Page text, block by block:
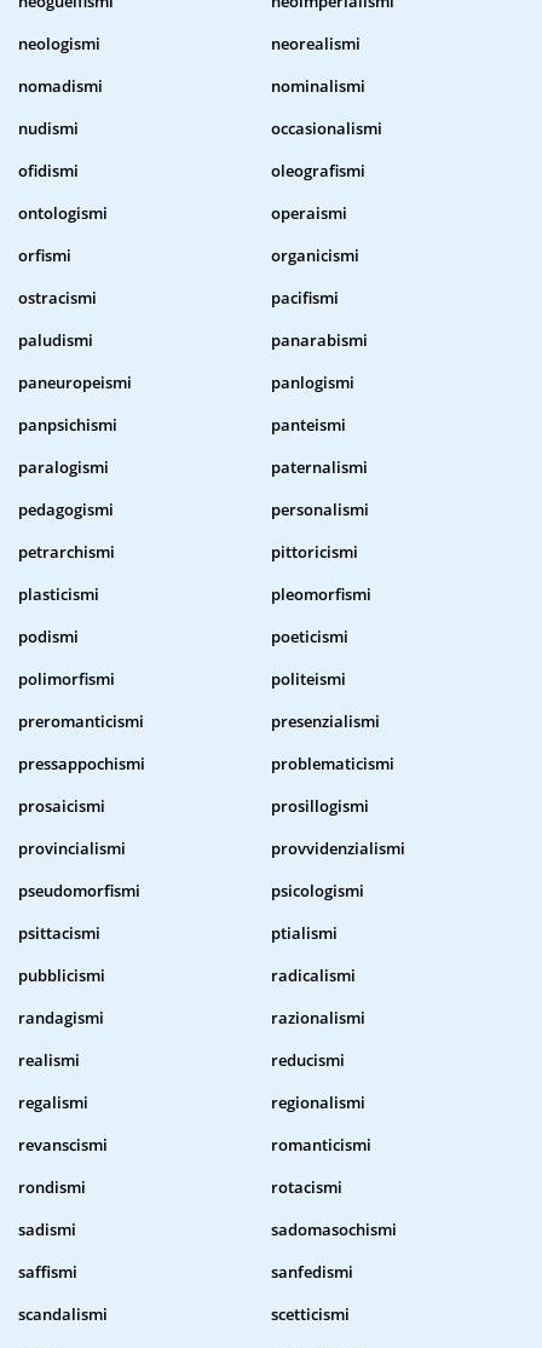
neologismi
neorealismi
nomadismi
nominalismi
nudismi
occasionalismi
ofidismi
oleografismi
ontologismi
operaismi
orfismi
organicismi
ostracismi
pacifismi
paludismi
panarabismi
paneuropeismi
panlogismi
panpsichismi
panteismi
paralogismi
paternalismi
pedagogismi
personalismi
petrarchismi
pittoricismi
plasticismi
pleomorfismi
podismi
poeticismi
polimorfismi
politeismi
preromanticismi
presenzialismi
pressappochismi
problematicismi
prosaicismi
prosillogismi
provincialismi
provvidenzialismi
pseudomorfismi
psicologismi
psittacismi
ptialismi
pubblicismi
radicalismi
randagismi
razionalismi
realismi
reducismi
regalismi
regionalismi
revanscismi
romanticismi
rondismi
rotacismi
sadismi
sadomasochismi
saffismi
sanfedismi
scandalismi
scetticismi